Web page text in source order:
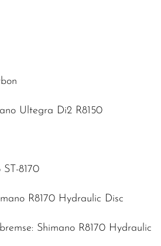
Ultegra Di2 R8150
8170
R8170 Hydraulic Disc
Shimano R8170 Hydraulic